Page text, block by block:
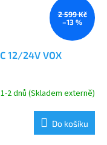
2 599 Kč
–13 %
12/24V VOX
2 dnů (Skladem externě)
Do košíku